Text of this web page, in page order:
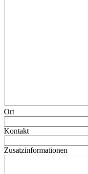
Ort
Kontakt
Zusatzinformationen